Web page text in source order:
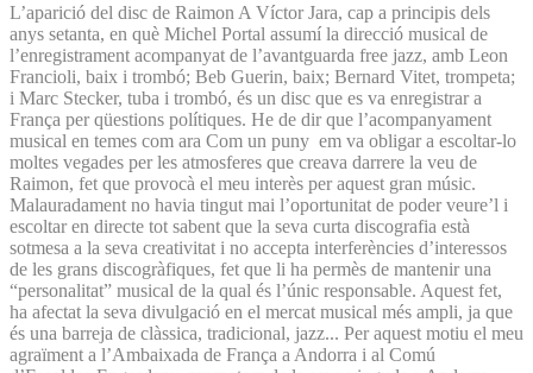
L’aparició del disc de Raimon A Víctor Jara, cap a principis dels
anys setanta, en què Michel Portal assumí la direcció musical de
l’enregistrament acompanyat de l’avantguarda free jazz, amb Leon
Francioli, baix i trombó; Beb Guerin, baix; Bernard Vitet, trompeta;
i Marc Stecker, tuba i trombó, és un disc que es va enregistrar a
França per qüestions polítiques. He de dir que l’acompanyament
musical en temes com ara Com un puny em va obligar a escoltar-lo
moltes vegades per les atmosferes que creava darrere la veu de
Raimon, fet que provocà el meu interès per aquest gran músic.
Malauradament no havia tingut mai l’oportunitat de poder veure’l i
escoltar en directe tot sabent que la seva curta discografia està
sotmesa a la seva creativitat i no accepta interferències d’interessos
de les grans discogràfiques, fet que li ha permès de mantenir una
“personalitat” musical de la qual és l’únic responsable. Aquest fet,
ha afectat la seva divulgació en el mercat musical més ampli, ja que
és una barreja de clàssica, tradicional, jazz... Per aquest motiu el meu
agraïment a l’Ambaixada de França a Andorra i al Comú